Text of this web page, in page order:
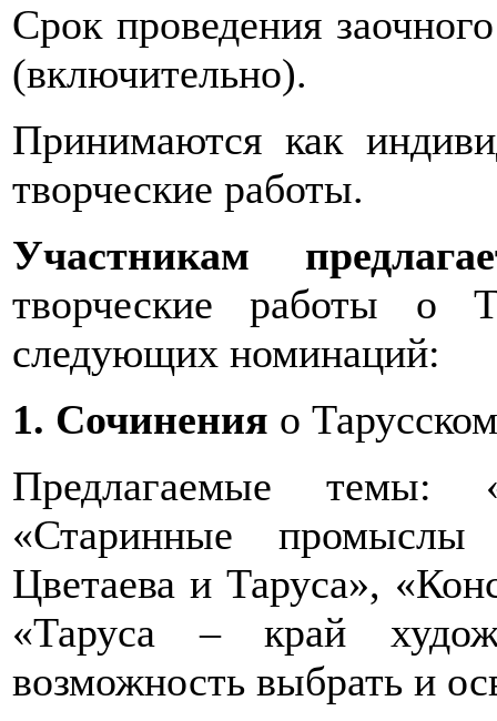
Срок проведения
(включительно).
Принимаются как
творческие работы.
Участникам
творческие работы
о
следующих номинаций:
1. Сочинения о
Предлагаемые темы:
«Старинные промыслы
Цветаева и Таруса»,
«Таруса – край
возможность выбрать и